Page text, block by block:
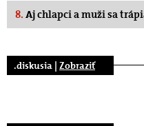
8. Aj chlapci a muži sa
.diskusia | Zobraziť